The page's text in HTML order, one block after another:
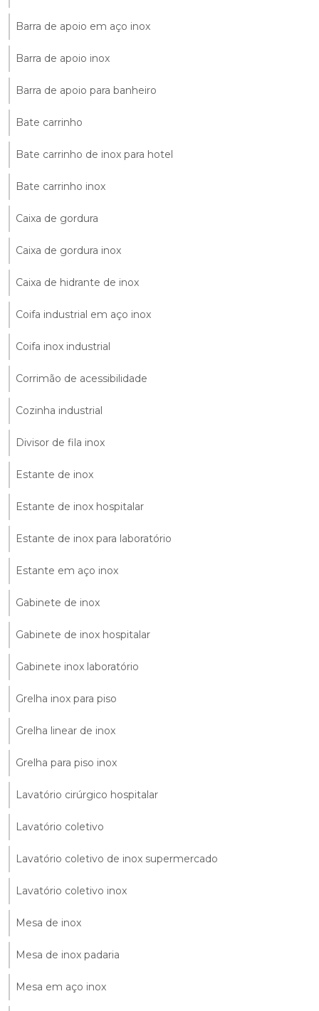
Barra de apoio em aço inox
Barra de apoio inox
Barra de apoio para banheiro
Bate carrinho
Bate carrinho de inox para hotel
Bate carrinho inox
Caixa de gordura
Caixa de gordura inox
Caixa de hidrante de inox
Coifa industrial em aço inox
Coifa inox industrial
Corrimão de acessibilidade
Cozinha industrial
Divisor de fila inox
Estante de inox
Estante de inox hospitalar
Estante de inox para laboratório
Estante em aço inox
Gabinete de inox
Gabinete de inox hospitalar
Gabinete inox laboratório
Grelha inox para piso
Grelha linear de inox
Grelha para piso inox
Lavatório cirúrgico hospitalar
Lavatório coletivo
Lavatório coletivo de inox supermercado
Lavatório coletivo inox
Mesa de inox
Mesa de inox padaria
Mesa em aço inox